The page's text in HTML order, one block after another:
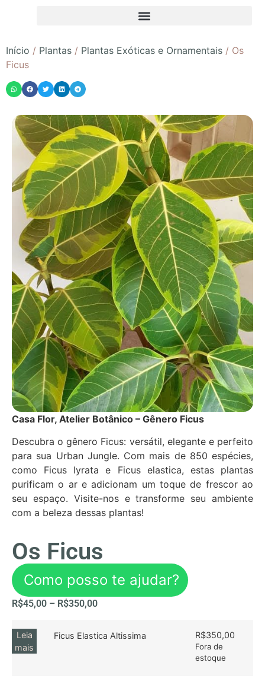
Início / Plantas / Plantas Exóticas e Ornamentais / Os
Ficus
Casa Flor, Atelier Botânico – Gênero Ficus
Descubra o gênero Ficus: versátil, elegante e perfeito
para sua Urban Jungle. Com mais de 850 espécies,
como Ficus lyrata e Ficus elastica, estas plantas
purificam o ar e adicionam um toque de frescor ao
seu espaço. Visite-nos e transforme seu ambiente
com a beleza dessas plantas!
Os Ficus
Como posso te ajudar?
R$45,00 – R$350,00
Leia
mais
Ficus Elastica Altissima R$350,00
Fora de
estoque